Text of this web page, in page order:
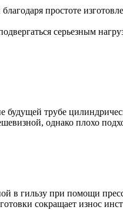
простоте
серьезным
будущей трубе
однако плохо
в гильзу при помощи
сокращает износ